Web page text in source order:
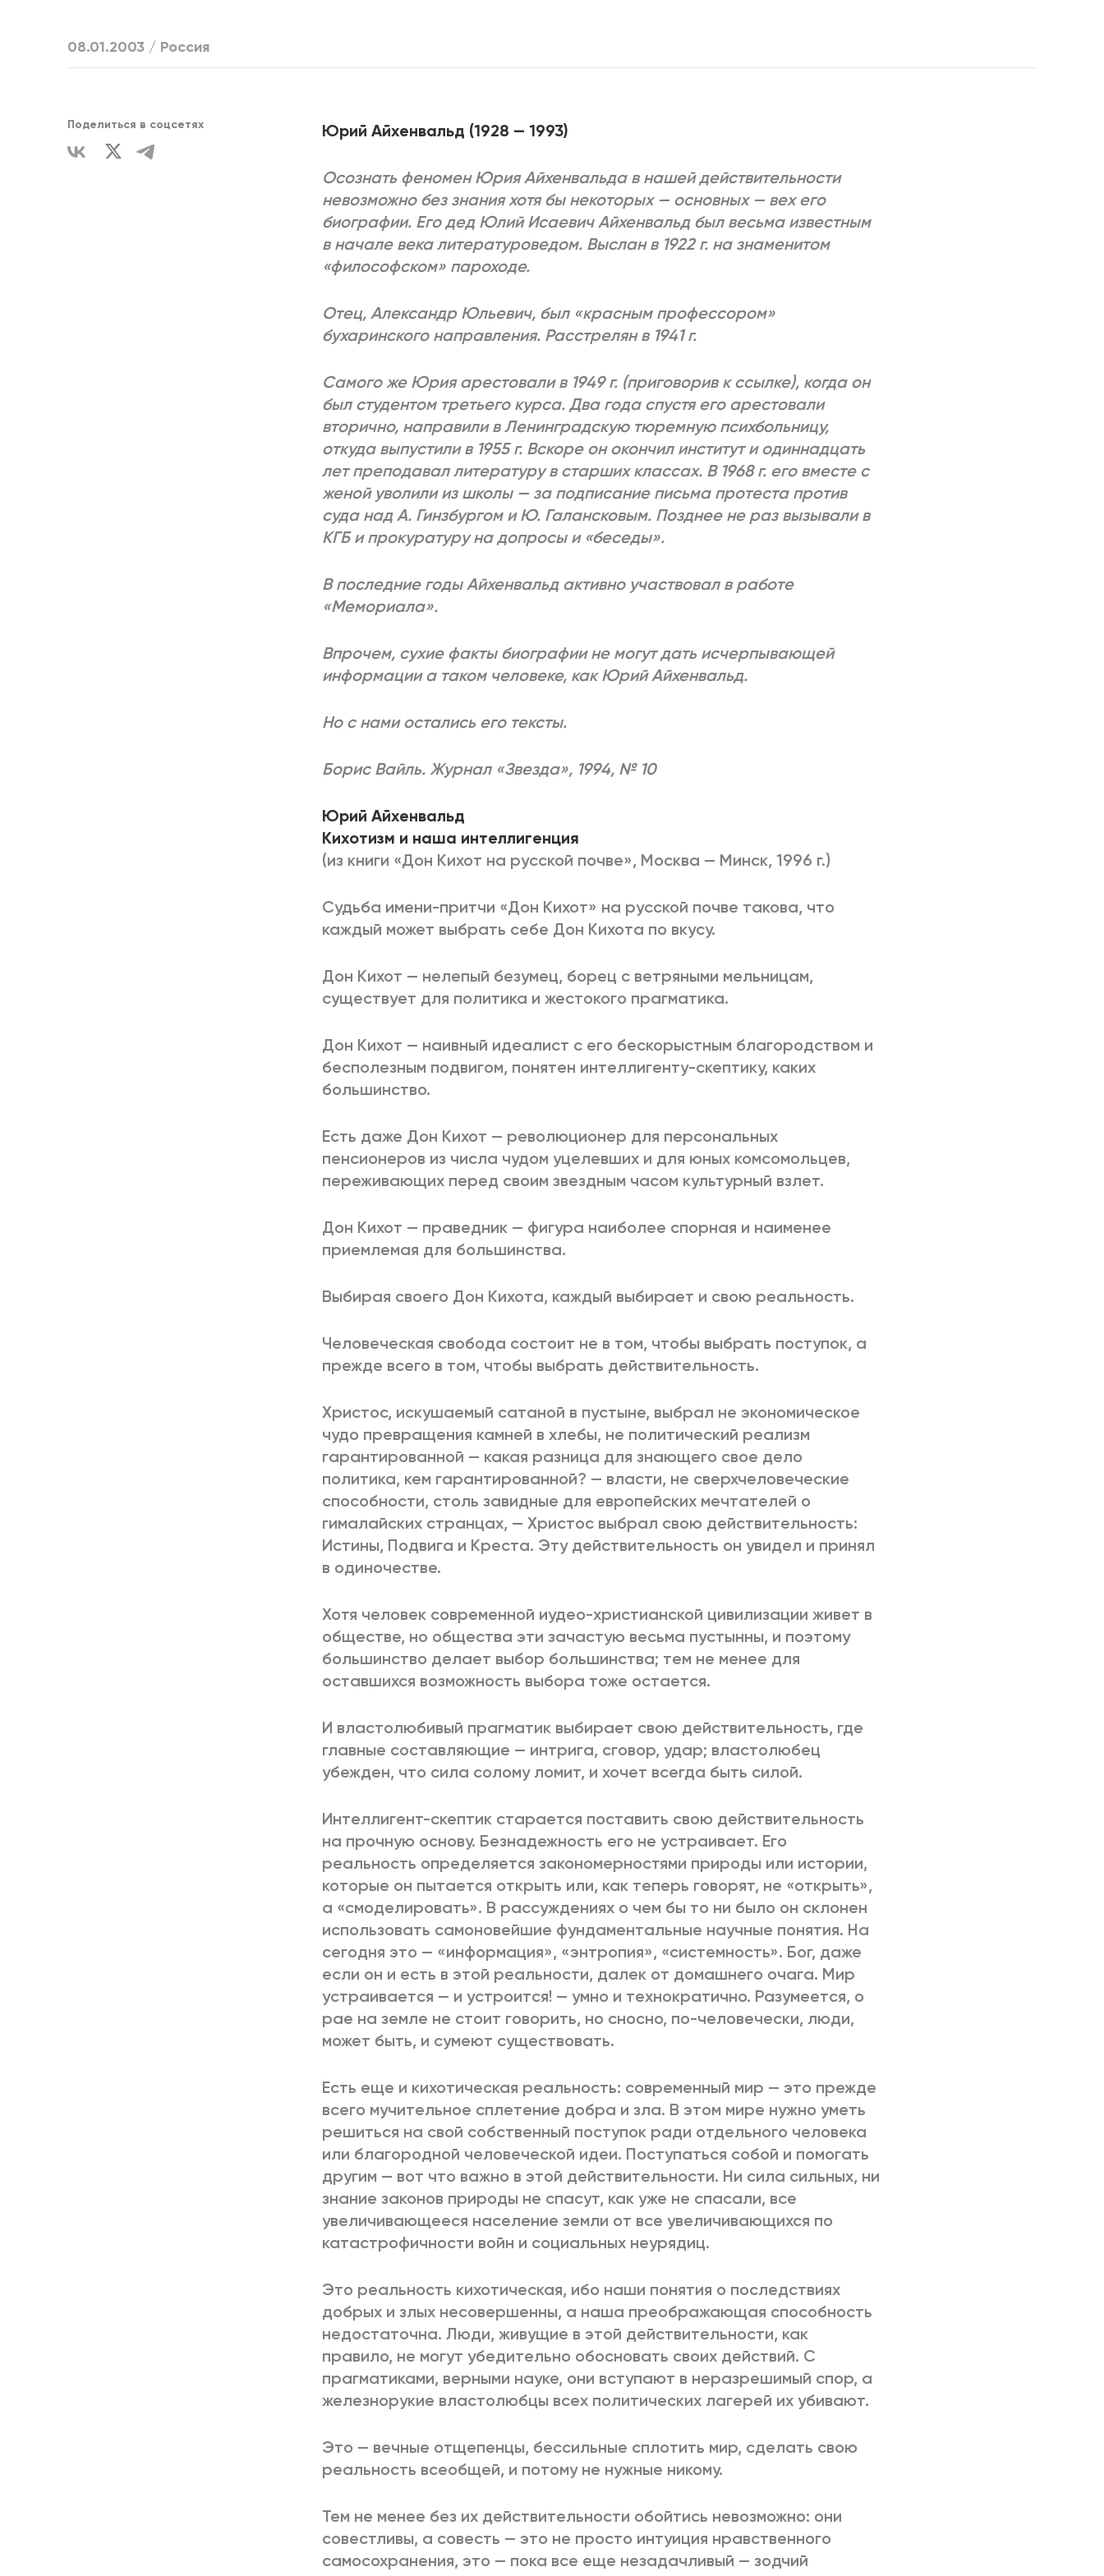
ПОДРОБНЕЕ
ВСЕ КНИГИ
08.01.2003 / Россия
Поделиться в соцсетях Юрий Айхенвальд (1928 — 1993)
Осознать феномен Юрия Айхенвальда в нашей действительности
невозможно без знания хотя бы некоторых — основных — вех его
биографии. Его дед Юлий Исаевич Айхенвальд был весьма известным
в начале века литературоведом. Выслан в 1922 г. на знаменитом
«философском» пароходе.
Отец, Александр Юльевич, был «красным профессором»
бухаринского направления. Расстрелян в 1941 г.
Самого же Юрия арестовали в 1949 г. (приговорив к ссылке), когда он
был студентом третьего курса. Два года спустя его арестовали
вторично, направили в Ленинградскую тюремную психбольницу,
откуда выпустили в 1955 г. Вскоре он окончил институт и одиннадцать
лет преподавал литературу в старших классах. В 1968 г. его вместе с
женой уволили из школы — за подписание письма протеста против
суда над А. Гинзбургом и Ю. Галансковым. Позднее не раз вызывали в
КГБ и прокуратуру на допросы и «беседы».
В последние годы Айхенвальд активно участвовал в работе
«Мемориала».
Впрочем, сухие факты биографии не могут дать исчерпывающей
информации а таком человеке, как Юрий Айхенвальд.
Но с нами остались его тексты.
Борис Вайль. Журнал «Звезда», 1994, № 10
Юрий Айхенвальд
Кихотизм и наша интеллигенция
(из книги «Дон Кихот на русской почве», Москва — Минск, 1996 г.)
Судьба имени-притчи «Дон Кихот» на русской почве такова, что
каждый может выбрать себе Дон Кихота по вкусу.
Дон Кихот — нелепый безумец, борец с ветряными мельницам,
существует для политика и жестокого прагматика.
Дон Кихот — наивный идеалист с его бескорыстным благородством и
бесполезным подвигом, понятен интеллигенту-скептику, каких
большинство.
Есть даже Дон Кихот — революционер для персональных
пенсионеров из числа чудом уцелевших и для юных комсомольцев,
переживающих перед своим звездным часом культурный взлет.
Дон Кихот — праведник — фигура наиболее спорная и наименее
приемлемая для большинства.
Выбирая своего Дон Кихота, каждый выбирает и свою реальность.
Человеческая свобода состоит не в том, чтобы выбрать поступок, а
прежде всего в том, чтобы выбрать действительность.
Христос, искушаемый сатаной в пустыне, выбрал не экономическое
чудо превращения камней в хлебы, не политический реализм
гарантированной — какая разница для знающего свое дело
политика, кем гарантированной? — власти, не сверхчеловеческие
способности, столь завидные для европейских мечтателей о
гималайских странцах, — Христос выбрал свою действительность:
Истины, Подвига и Креста. Эту действительность он увидел и принял
в одиночестве.
Хотя человек современной иудео-христианской цивилизации живет в
обществе, но общества эти зачастую весьма пустынны, и поэтому
большинство делает выбор большинства; тем не менее для
оставшихся возможность выбора тоже остается.
И властолюбивый прагматик выбирает свою действительность, где
главные составляющие — интрига, сговор, удар; властолюбец
убежден, что сила солому ломит, и хочет всегда быть силой.
Интеллигент-скептик старается поставить свою действительность
на прочную основу. Безнадежность его не устраивает. Его
реальность определяется закономерностями природы или истории,
которые он пытается открыть или, как теперь говорят, не «открыть»,
а «смоделировать». В рассуждениях о чем бы то ни было он склонен
использовать самоновейшие фундаментальные научные понятия. На
сегодня это — «информация», «энтропия», «системность». Бог, даже
если он и есть в этой реальности, далек от домашнего очага. Мир
устраивается — и устроится! — умно и технократично. Разумеется, о
рае на земле не стоит говорить, но сносно, по-человечески, люди,
может быть, и сумеют существовать.
Есть еще и кихотическая реальность: современный мир — это прежде
всего мучительное сплетение добра и зла. В этом мире нужно уметь
решиться на свой собственный поступок ради отдельного человека
или благородной человеческой идеи. Поступаться собой и помогать
другим — вот что важно в этой действительности. Ни сила сильных, ни
знание законов природы не спасут, как уже не спасали, все
увеличивающееся население земли от все увеличивающихся по
катастрофичности войн и социальных неурядиц.
Это реальность кихотическая, ибо наши понятия о последствиях
добрых и злых несовершенны, а наша преображающая способность
недостаточна. Люди, живущие в этой действительности, как
правило, не могут убедительно обосновать своих действий. С
прагматиками, верными науке, они вступают в неразрешимый спор, а
железнорукие властолюбцы всех политических лагерей их убивают.
Это — вечные отщепенцы, бессильные сплотить мир, сделать свою
реальность всеобщей, и потому не нужные никому.
Тем не менее без их действительности обойтись невозможно: они
совестливы, а совесть — это не просто интуиция нравственного
самосохранения, это — пока все еще незадачливый — зодчий